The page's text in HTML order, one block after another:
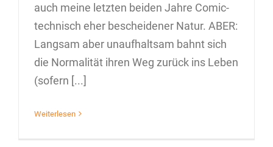
auch meine letzten beiden Jahre Comic-
technisch eher bescheidener Natur. ABER:
Langsam aber unaufhaltsam bahnt sich
die Normalität ihren Weg zurück ins Leben
(sofern [...]
Weiterlesen